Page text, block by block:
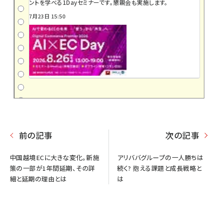
ントを学べる1Dayセミナーです。懇親会も実施します。
7月23日 15:50
前の記事
中国越境ECに大きな変化。新施
策の一部が1年間延期、その詳
細と延期の理由とは
次の記事
アリババグループの一人勝ちは
続く? 抱える課題と成長戦略と
は